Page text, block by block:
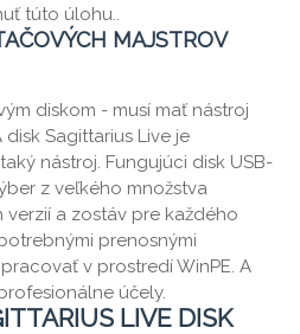
túto úlohu..
MAJSTROV
diskom - musí mať nástroj
Sagittarius Live je
nástroj. Fungujúci disk USB-
z veľkého množstva
verzií a zostáv pre každého
prenosnými
v prostredí WinPE. A
účely.
LIVE DISK